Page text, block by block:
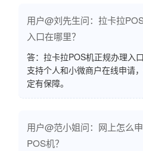
用户@刘先生问：拉卡拉
入口在哪里？
答：拉卡拉POS机正规办理入
支持个人和小微商户在线申请
定有保障。
用户@范小姐问：网上怎么
POS机？